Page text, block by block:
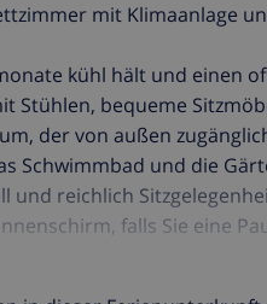
mit Klimaanlage
kühl hält und einen
Stühlen, bequeme
der von außen
Schwimmbad und die
und reichlich
falls Sie eine